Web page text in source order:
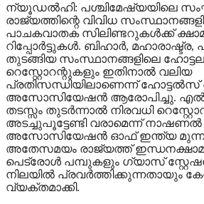
ന്യൂഡല്‍ഹി: പശ്ചിമേഷ്യയിലെ
രാജ്യത്തിന്റെ വിവിധ
പാചകവാതക സിലിണ്ടറുകള്‍ക്ക്
റിപ്പോര്‍ട്ടുകള്‍. ബിഹാര്‍,
തുടങ്ങിയ സംസ്ഥാനങ്ങളിലെ
റെസ്റ്റോറന്റുകളും ഇതിനാല്‍ വലിയ
പ്രതിസന്ധിയിലാണെന്ന് ഹോട്ടല്‍സ്
അസോസിയേഷന്‍ ആരോപിച്ചു.
തടസ്സം തുടർന്നാല്‍ നിരവധി
അടച്ചുപൂട്ടേണ്ടി വരാമെന്ന് നാഷണല്‍
അസോസിയേഷന്‍ ഓഫ് ഇന്ത്യ
അതേസമയം രാജ്യത്ത്
പെട്രോള്‍ പമ്പുകളും ഗ്യാസ്
നിലയില്‍ പ്രവര്‍ത്തിക്കുന്നതായും
വ്യക്തമാക്കി.